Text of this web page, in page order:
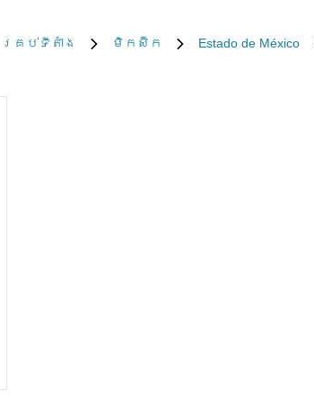
គ្រប់​ទីតាំង ម៉ិកស៊ិក Estado de México